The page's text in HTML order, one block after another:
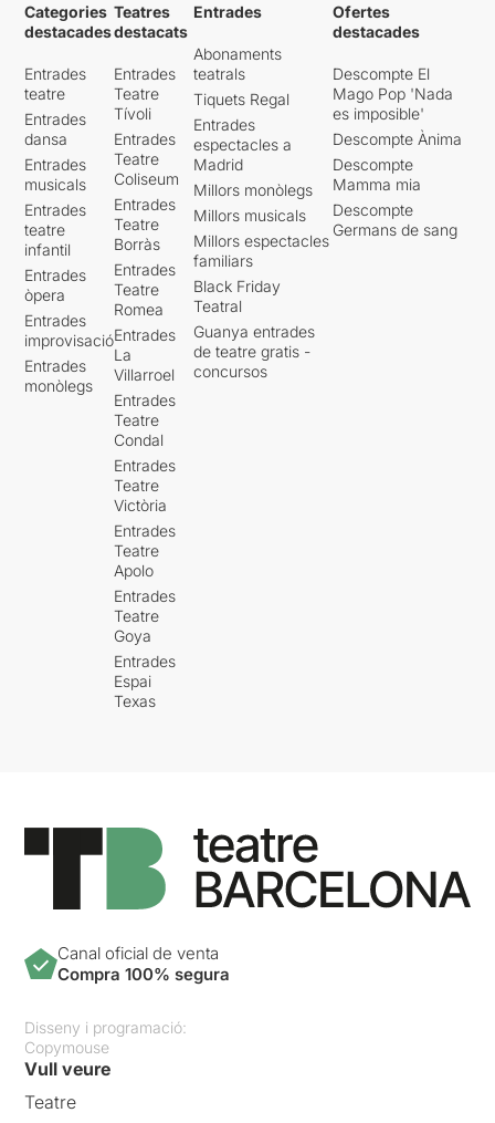
Categories
destacades
Entrades
teatre
Entrades
dansa
Entrades
musicals
Entrades
teatre
infantil
Entrades
òpera
Entrades
improvisació
Entrades
monòlegs
Teatres
destacats
Entrades
Teatre
Tívoli
Entrades
Teatre
Coliseum
Entrades
Teatre
Borràs
Entrades
Teatre
Romea
Entrades
La
Villarroel
Entrades
Teatre
Condal
Entrades
Teatre
Victòria
Entrades
Teatre
Apolo
Entrades
Teatre
Goya
Entrades
Espai
Texas
Entrades
Abonaments
teatrals
Tiquets Regal
Entrades
espectacles a
Madrid
Millors monòlegs
Millors musicals
Millors espectacles
familiars
Black Friday
Teatral
Guanya entrades
de teatre gratis -
concursos
Ofertes
destacades
Descompte El
Mago Pop 'Nada
es imposible'
Descompte Ànima
Descompte
Mamma mia
Descompte
Germans de sang
Canal oficial de venta
Compra 100% segura
Disseny i programació:
Copymouse
Vull veure
Teatre